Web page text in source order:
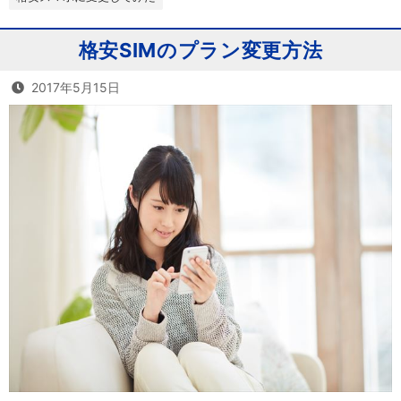
格安SIMのプラン変更方法
2017年5月15日